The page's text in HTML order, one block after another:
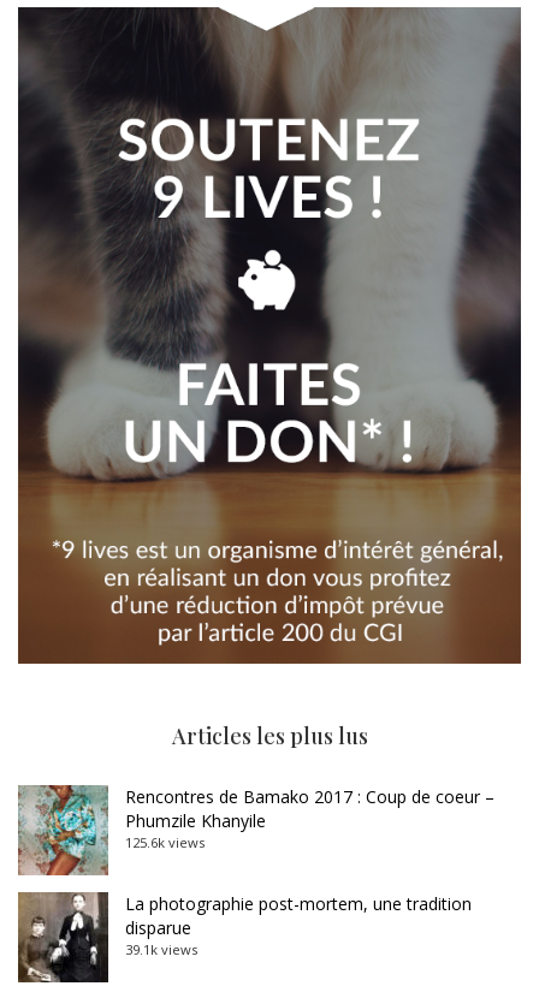
Articles les plus lus
Rencontres de Bamako 2017 : Coup de coeur –
Phumzile Khanyile
125.6k views
La photographie post-mortem, une tradition
disparue
39.1k views